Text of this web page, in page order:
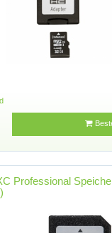
Professional